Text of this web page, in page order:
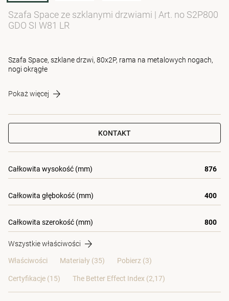
Szafa Space ze szklanymi drzwiami | Art. no S2P800
GDO SI W81 LR
Szafa Space, szklane drzwi, 80x2P, rama na metalowych nogach,
nogi okrągłe
Pokaż więcej
KONTAKT
Całkowita wysokość (mm) 876
Całkowita głębokość (mm) 400
Całkowita szerokość (mm) 800
Wszystkie właściwości
Właściwości Materiały (35) Pobierz (3)
Certyfikacje (15) The Better Effect Index (2,17)